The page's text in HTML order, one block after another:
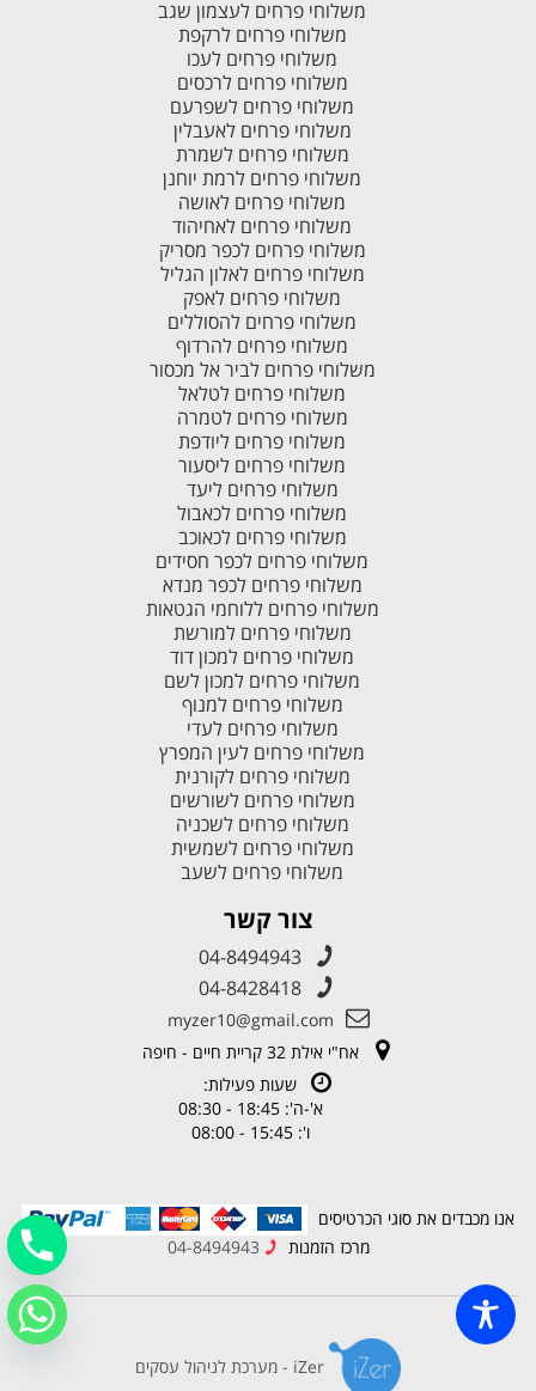
משלוחי פרחים לעצמון שגב
משלוחי פרחים לרקפת
משלוחי פרחים לעכו
משלוחי פרחים לרכסים
משלוחי פרחים לשפרעם
משלוחי פרחים לאעבלין
משלוחי פרחים לשמרת
משלוחי פרחים לרמת יוחנן
משלוחי פרחים לאושה
משלוחי פרחים לאחיהוד
משלוחי פרחים לכפר מסריק
משלוחי פרחים לאלון הגליל
משלוחי פרחים לאפק
משלוחי פרחים להסוללים
משלוחי פרחים להרדוף
משלוחי פרחים לביר אל מכסור
משלוחי פרחים לטלאל
משלוחי פרחים לטמרה
משלוחי פרחים ליודפת
משלוחי פרחים ליסעור
משלוחי פרחים ליעד
משלוחי פרחים לכאבול
משלוחי פרחים לכאוכב
משלוחי פרחים לכפר חסידים
משלוחי פרחים לכפר מנדא
משלוחי פרחים ללוחמי הגטאות
משלוחי פרחים למורשת
משלוחי פרחים למכון דוד
משלוחי פרחים למכון לשם
משלוחי פרחים למנוף
משלוחי פרחים לעדי
משלוחי פרחים לעין המפרץ
משלוחי פרחים לקורנית
משלוחי פרחים לשורשים
משלוחי פרחים לשכניה
משלוחי פרחים לשמשית
משלוחי פרחים לשעב
צור קשר
04-8494943
04-8428418
myzer10@gmail.com
אח"י אילת 32 קריית חיים - חיפה
שעות פעילות:
א'-ה': 18:45 - 08:30
ו': 15:45 - 08:00
אנו מכבדים את סוגי הכרטיסים
מרכז הזמנות
iZer - מערכת לניהול עסקים